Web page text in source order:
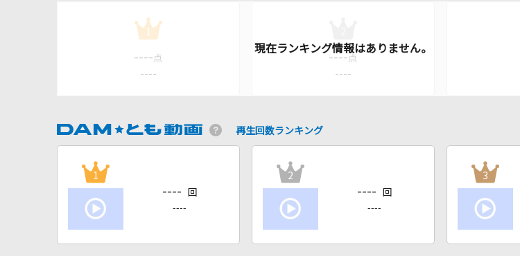
1
---- 点
----
---- 点
----
再生回数ランキング
1
---- 回
----
2
---- 回
----
3